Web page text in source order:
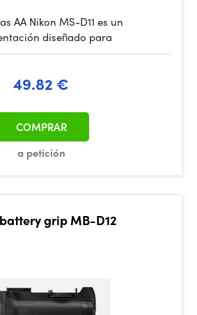
AA Nikon MS-D11 es un
diseñado para
49.82 €
a petición
COMPRAR
grip MB-D12